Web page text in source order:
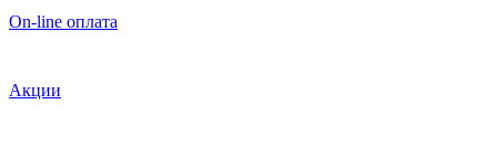
On-line оплата
Акции